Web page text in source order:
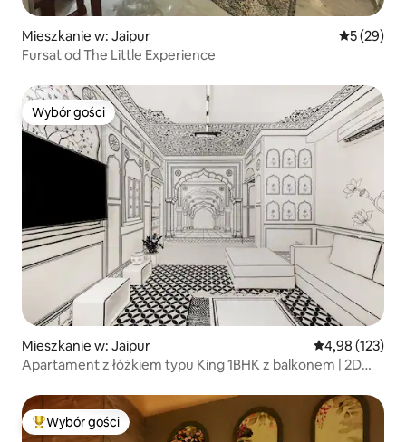
Mieszkanie w: Jaipur Średnia
5 (29)
Fursat od The Little Experience
Wybór gości
Wybór gości
Mieszkanie w: Jaipur Średnia
4,98 (123)
Apartament z łóżkiem typu King 1BHK z balkonem | 2D
Najpopularniejsze z kategorii Wybór gości
Wybór gości